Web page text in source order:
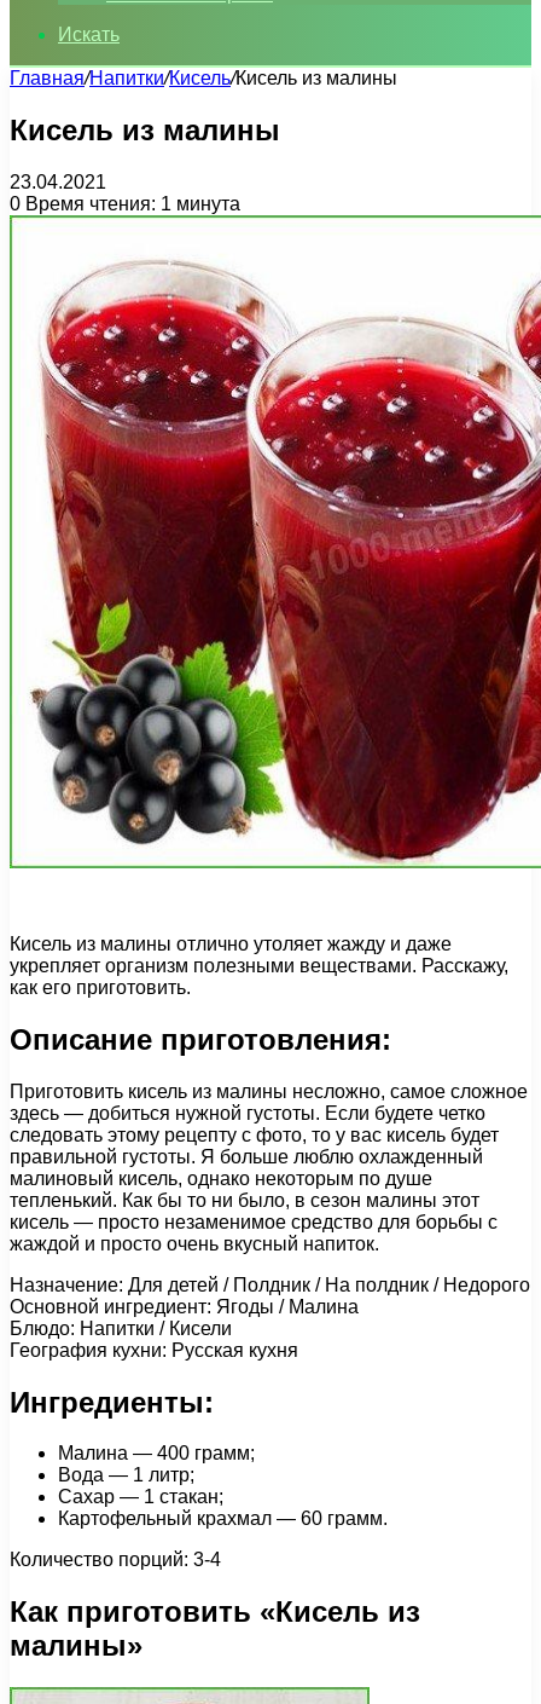
Искать
Главная/Напитки/Кисель/Кисель из малины
Кисель из малины
23.04.2021
0 Время чтения: 1 минута
Кисель из малины отлично утоляет жажду и даже
укрепляет организм полезными веществами. Расскажу,
как его приготовить.
Описание приготовления:
Приготовить кисель из малины несложно, самое сложное
здесь — добиться нужной густоты. Если будете четко
следовать этому рецепту с фото, то у вас кисель будет
правильной густоты. Я больше люблю охлажденный
малиновый кисель, однако некоторым по душе
тепленький. Как бы то ни было, в сезон малины этот
кисель — просто незаменимое средство для борьбы с
жаждой и просто очень вкусный напиток.
Назначение: Для детей / Полдник / На полдник / Недорого
Основной ингредиент: Ягоды / Малина
Блюдо: Напитки / Кисели
География кухни: Русская кухня
Ингредиенты:
Малина — 400 грамм;
Вода — 1 литр;
Сахар — 1 стакан;
Картофельный крахмал — 60 грамм.
Количество порций: 3-4
Как приготовить «Кисель из
малины»